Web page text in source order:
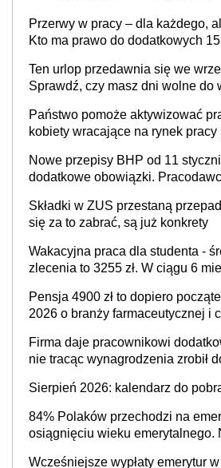
Przerwy w pracy – dla każdego,
Kto ma prawo do dodatkowych
Ten urlop przedawnia się we
Sprawdź, czy masz dni wolne do
Państwo pomoże aktywizować
kobiety wracające na rynek pracy
neuroatypowe. Powstanie
Inkluzywności w Zatrudnianiu?
Nowe przepisy BHP od 11
dodatkowe obowiązki.
Składki w ZUS przestaną
się za to zabrać, są już konkrety
Wakacyjna praca dla studenta -
zlecenia to 3255 zł. W ciągu 6
Pensja 4900 zł to dopiero
2026 o branży farmaceutycznej i
Firma daje pracownikowi
nie tracąc wynagrodzenia zrobił
Sierpień 2026: kalendarz do
84% Polaków przechodzi na
osiągnięciu wieku emerytalnego.
Wcześniejsze wypłaty emerytur